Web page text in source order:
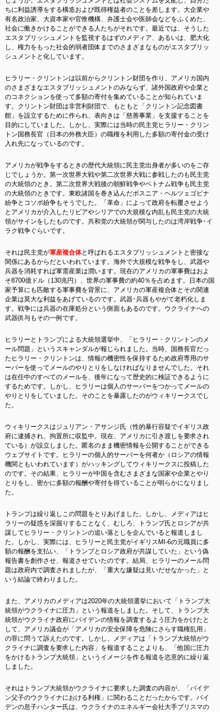
ちに利益誘導をする構造および既得権益者のことを差します。大企業や
有名政治家、大資本家や官僚機構、弁護士会や医師会などをふくめた、
社会に働きかけることができる人たちがそれです。最近では、そうした
エスタブリッシュメントを監視するはずのメディア、あるいは、肥大化
し、権力をもった社会的弱者団体までのさまざまなものがエスタブリッ
シュメントと化しています。
ヒラリー・クリントンは以前からクリントン財団を作り、アメリカ国内
のさまざまなエスタブリッシュメントのみならず、諸外国政府や企業と
のコネクションを使って多額の寄付を集めていることが知られていま
す。クリントン財団は非営利財団で、もともと「クリントン記念図書
館」を設立するために作られ、表向きは「慈善事業」を支援することを
目的にしていました。しかし、実際には当時の民主党ヒラリー・クリン
トン国務長官（日本の外務大臣）の職権を利用した多額の寄付金の受け
入れ先になっているのです。
アメリカが戦争をするときの歴代大統領に民主党出身者が多いのをご存
じでしょうか。第一次世界大戦や第二次世界大戦に参戦したのも民主党
の大統領のとき。第二次世界大戦後の朝鮮戦争やベトナム戦争も民主党
の大統領のときです。東欧諸国を巻き込んだボスニア・ヘルツェゴビナ
紛争とコソボ紛争もそうでした。「革命」によって政府を転覆させよう
とアメリカが介入したリビアやシリアでの大規模な内乱も民主党の大統
領がサインをしたものです。共和党の大統領が関与したのは湾岸戦争･イ
ラク戦争ぐらいです。
それは民主党が軍産複合体と呼ばれるエスタブリッシュメントと密接な
関係にあるからだといわれています。海外で大規模な戦争をし、武器や
兵器を消耗すれば軍需産業は潤います。現在のアメリカの軍事費はおよ
そ8700億ドル（130兆円）、世界の軍事費の約40％を占めます。日本の国
家予算にも匹敵する軍事費を背景に、アメリカの軍産複合体とその関連
企業は莫大な利益をあげているのです。武器･兵器もやがて老朽化しま
す。戦争には兵器の在庫処分という側面もあるのです。ウクライナへの
武器供与もその一例です。
ヒラリーとトランプによる大統領選挙中、「ヒラリー・クリントンのメ
ール問題」というスキャンダルが報じられました。当時、国務長官だっ
たヒラリー・クリントンは、情報の機密性を保持するため政府専用のサ
ーバーを使ってメールのやりとりをしなければなりませんでした。それ
は在任中のすべてのメールを、後年になって歴史的に検証できるように
するためです。しかし、ヒラリーは個人のサーバーをつかってメールの
やりとりをしていました。 そのことを暴露したのがウィキリークスでし
た。
ウィキリークスはジュリアン・アサンジ氏（性的暴行容疑でイギリス政
府に逮捕され、拘置所に収監中。現在、アメリカに引き渡しを要求され
ている）が設立しました。匿名のまま機密情報を公開することができる
ウェブサイトです。ヒラリーの個人的サーバーを何者か（ロシアの情報
機関ともいわれています）がハッキングしてウィキリークスに投稿した
のです。その結果、ヒラリーが中国を含むさまざまな国家や企業とやり
とりをし、密かに多額の報酬や寄付を得ていることが明らかになりまし
た。
トランプは繰り返しこの問題をとりあげました。しかし、メディアはヒ
ラリーの疑惑を深掘りすることなく、むしろ、トランプ氏とロシアが共
謀してヒラリー・クリントンの追い落としを企んでいると報道しまし
た。しかし、実際には、ヒラリーと民主党がイギリスMI-6の元職員に多
額の報酬を支払い、「トランプとロシア政府が共謀していた」という偽
報告書を創作させ、報道させていたのです。結局、ヒラリーのメール問
題は政府内で調査されましたが、「重大な嫌疑は見いだせなかった」と
いう結論で終わりました。
また、アメリカのメディアは2020年の大統領選挙において「トランプ大
統領がウクライナに圧力」という報道をしました。そして、トランプ大
統領がウクライナ政府にバイデンの情報を調査するよう圧力をかけたと
して、アメリカ議会が「アメリカの安全保障を危険にさらす職権乱用」
の罪に問うて訴えたのです。しかし、メディアは「トランプ大統領がウ
クライナに調査を要求した内容」を報道することよりも、「他国に圧力
をかけるトランプ大統領」というイメージを作る報道を恣意的に繰り返
しました。
それはトランプ大統領がウクライナに要求した調査の内容が、「バイデ
ン父子のウクライナにおける利権」に関わることだったからです。 バイ
デンの息子ハンター氏は、ウクライナのエネルギー会社大手ブリスマの